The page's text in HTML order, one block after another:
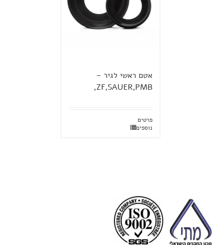
אטם ראשי לגיר –
ZF,SAUER,PMB,
פרטים
נוספים